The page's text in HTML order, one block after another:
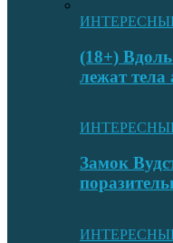
(18+)
лежат тела
Замок